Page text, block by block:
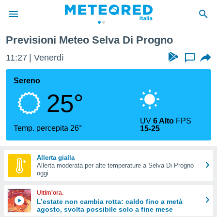
di
per
le
di
Web
le
Previsioni Meteo Selva Di Progno
11:27 Venerdì ...
Sereno
25°
Temp. percepita 26°
UV6 Alto FPS
15-25
Allerta gialla
Allerta moderata per alte temperature a Selva Di Progno
oggi
Ultim'ora.
L’estate non cambia rotta: caldo fino a metà
agosto, svolta possibile solo a fine mese